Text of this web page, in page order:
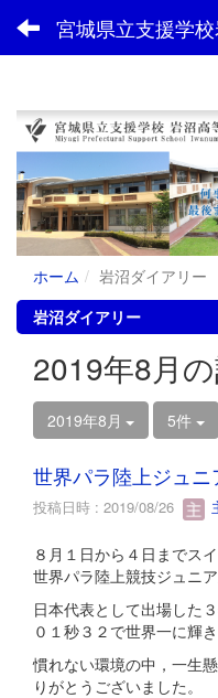
宮城県立支援学
ホーム
岩沼ダイアリー
岩沼ダイアリー
2019年8月
2019年8月 5件
世界パラ陸上ジュニ
投稿日時 : 2019/08/26
８月１日から４日までス
世界パラ陸上競技ジュニ
日本代表として出場した
０１秒３２で世界一に輝
慣れない環境の中，一生
りがとうございました。